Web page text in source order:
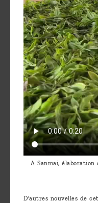
A Sanmai, élaboration
D'autres nouvelles de